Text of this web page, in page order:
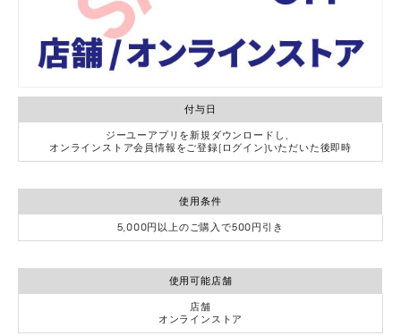
付与日
ジーユーアプリを新規ダウンロードし、
オンラインストア会員情報をご登録(ログイン)いただいた後即時
使用条件
5,000円以上のご購入で500円引き
使用可能店舗
店舗
オンラインストア